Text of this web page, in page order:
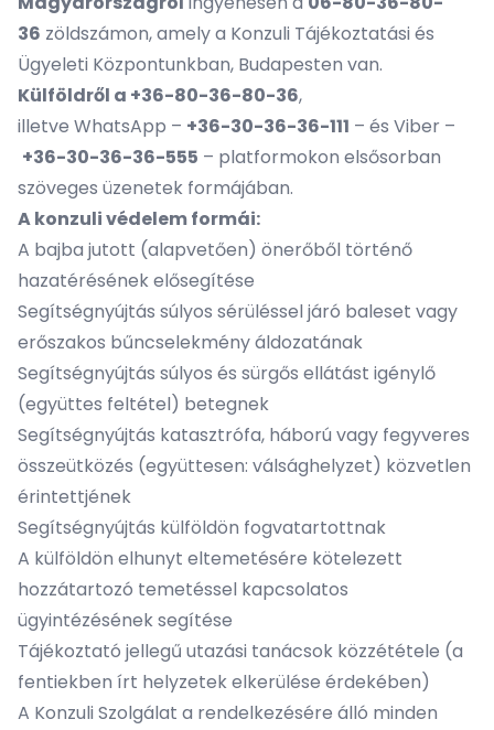
36 zöldszámon, amely a Konzuli Tájékoztatási és
Ügyeleti Központunkban, Budapesten van.
Külföldről a +36-80-36-80-36,
illetve WhatsApp – +36-30-36-36-111 – és Viber –
+36-30-36-36-555 – platformokon elsősorban
szöveges üzenetek formájában.
A konzuli védelem formái:
A bajba jutott (alapvetően) önerőből történő
hazatérésének elősegítése
Segítségnyújtás súlyos sérüléssel járó baleset vagy
erőszakos bűncselekmény áldozatának
Segítségnyújtás súlyos és sürgős ellátást igénylő
(együttes feltétel) betegnek
Segítségnyújtás katasztrófa, háború vagy fegyveres
összeütközés (együttesen: válsághelyzet) közvetlen
érintettjének
Segítségnyújtás külföldön fogvatartottnak
A külföldön elhunyt eltemetésére kötelezett
hozzátartozó temetéssel kapcsolatos
ügyintézésének segítése
Tájékoztató jellegű utazási tanácsok közzététele (a
fentiekben írt helyzetek elkerülése érdekében)
A Konzuli Szolgálat a rendelkezésére álló minden